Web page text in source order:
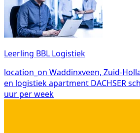
Leerling BBL Logistiek
location_on Waddinxveen, Zuid-
en logistiekapartment DACHSER
uur per week